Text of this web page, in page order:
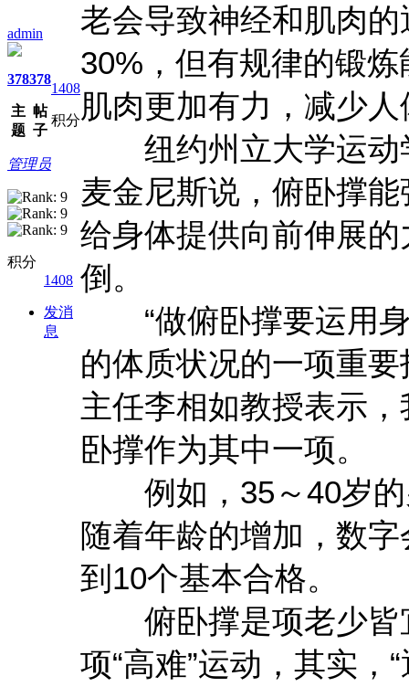
admin
378
主
题
378
帖
子
1408
积分
管理员
积分
1408
发消
息
老会导致神经和肌肉
30%，但有规律的锻
肌肉更加有力，减少人
纽约州立大学运动
麦金尼斯说，俯卧撑
给身体提供向前伸展
倒。
“做俯卧撑要运用身
的体质状况的一项重
主任李相如教授表示
卧撑作为其中一项。
例如，35～40岁的
随着年龄的增加，数
到10个基本合格。
俯卧撑是项老少皆
项“高难”运动，其实